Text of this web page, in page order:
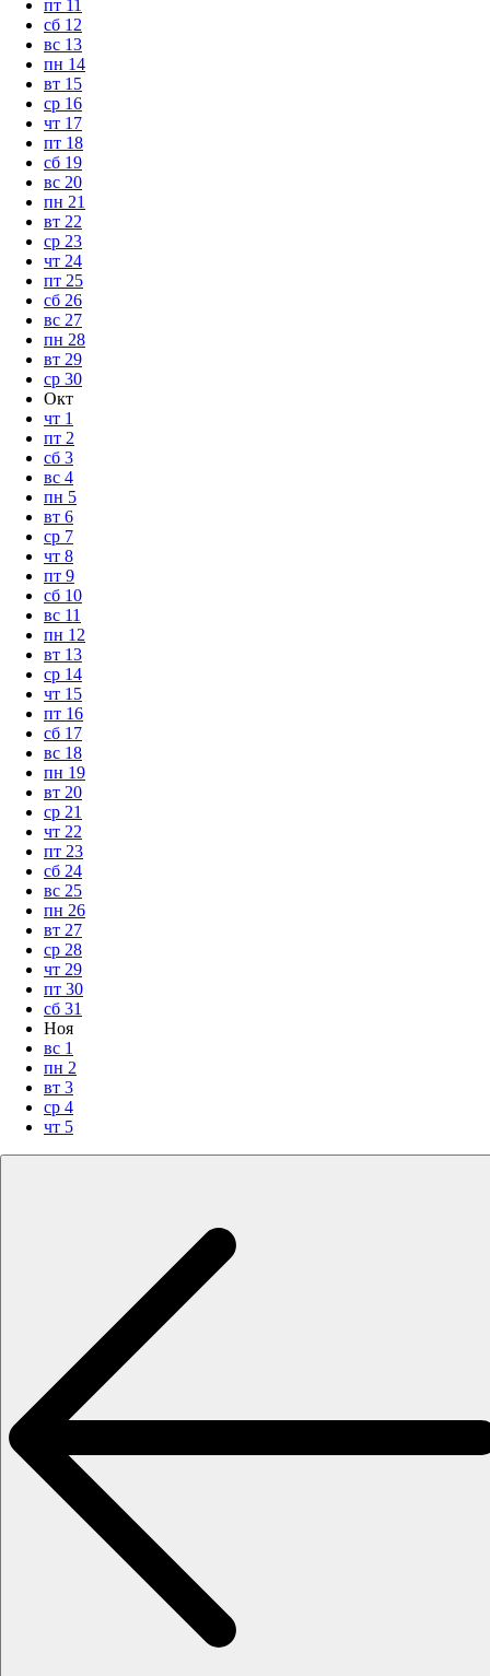
пт 11
сб 12
вс 13
пн 14
вт 15
ср 16
чт 17
пт 18
сб 19
вс 20
пн 21
вт 22
ср 23
чт 24
пт 25
сб 26
вс 27
пн 28
вт 29
ср 30
Окт
чт 1
пт 2
сб 3
вс 4
пн 5
вт 6
ср 7
чт 8
пт 9
сб 10
вс 11
пн 12
вт 13
ср 14
чт 15
пт 16
сб 17
вс 18
пн 19
вт 20
ср 21
чт 22
пт 23
сб 24
вс 25
пн 26
вт 27
ср 28
чт 29
пт 30
сб 31
Ноя
вс 1
пн 2
вт 3
ср 4
чт 5